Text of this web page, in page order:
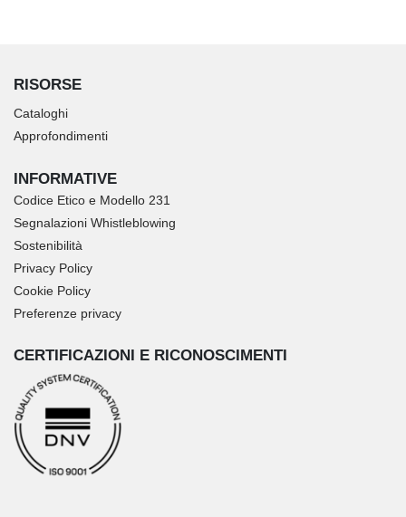
RISORSE
Cataloghi
Approfondimenti
INFORMATIVE
Codice Etico e Modello 231
Segnalazioni Whistleblowing
Sostenibilità
Privacy Policy
Cookie Policy
Preferenze privacy
CERTIFICAZIONI E RICONOSCIMENTI